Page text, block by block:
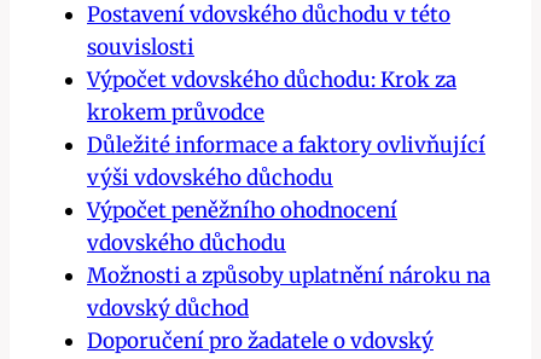
Postavení vdovského důchodu v této
souvislosti
Výpočet vdovského důchodu: Krok za
krokem průvodce
Důležité informace a faktory ovlivňující
výši vdovského důchodu
Výpočet peněžního ohodnocení
vdovského důchodu
Možnosti a způsoby uplatnění nároku na
vdovský důchod
Doporučení pro žadatele o vdovský